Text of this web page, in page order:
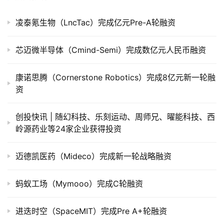
重
组
公
上
市
创
投
据
创
学
凌泰氪生物（LncTac）完成亿元Pre-A轮融资
芯迈微半导体（Cmind-Semi）完成数亿元人民币融资
康诺思腾（Cornerstone Robotics）完成8亿元新一轮融
资
创投快讯 | 随幻科技、​乐刻运动、周师兄、曜能科技、西
岭源药业等24家企业获得投资
迈德凯医药（Mideco）完成新一轮战略融资
蚂蚁工场（Mymooo）完成C轮融资
进迭时空（SpaceMIT）完成Pre A+轮融资